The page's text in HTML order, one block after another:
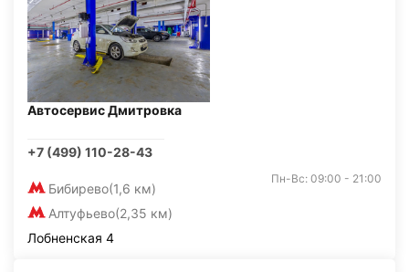
Автосервис Дмитровка
+7 (499) 110-28-43
Бибирево(1,6 км)
Алтуфьево(2,35 км)
Пн-Вс: 09:00 - 21:00
Лобненская 4